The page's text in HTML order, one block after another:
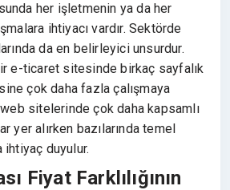
her işletmenin ya da her
ihtiyacı vardır. Sektörde
da en belirleyici unsurdur.
e-ticaret sitesinde birkaç sayfalık
çok daha fazla çalışmaya
web sitelerinde çok daha kapsamlı
yer alırken bazılarında temel
ihtiyaç duyulur.
Fiyat Farklılığının